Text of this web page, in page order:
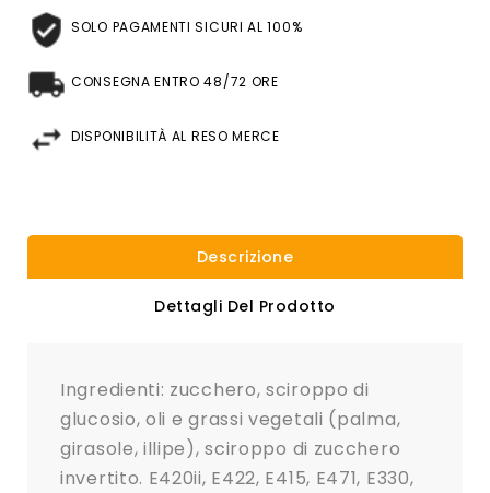
SOLO PAGAMENTI SICURI AL 100%
CONSEGNA ENTRO 48/72 ORE
DISPONIBILITÀ AL RESO MERCE
Descrizione
Dettagli Del Prodotto
Ingredienti: zucchero, sciroppo di
glucosio, oli e grassi vegetali (palma,
girasole, illipe), sciroppo di zucchero
invertito. E420ii, E422, E415, E471, E330,